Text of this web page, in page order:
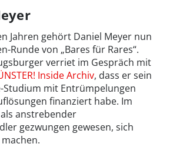
Jahren gehört Daniel Meyer nun
Runde von „Bares für Rares“.
verriet im Gespräch mit
Inside Archiv, dass er sein
Studium mit Entrümpelungen
finanziert habe. Im
anstrebender
gezwungen gewesen, sich